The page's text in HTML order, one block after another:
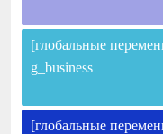
[глобальные
g_business
[глобальные